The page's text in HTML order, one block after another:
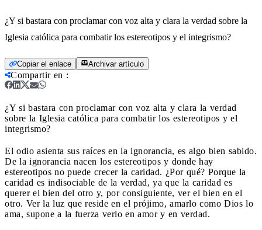
¿Y si bastara con proclamar con voz alta y clara la verdad sobre la
Iglesia católica para combatir los estereotipos y el integrismo?
Copiar el enlace Archivar artículo
Compartir en :
¿Y si bastara con proclamar con voz alta y clara la verdad
sobre la Iglesia católica para combatir los estereotipos y el
integrismo?
El odio asienta sus raíces en la ignorancia, es algo bien sabido.
De la ignorancia nacen los estereotipos y donde hay
estereotipos no puede crecer la caridad. ¿Por qué? Porque la
caridad es indisociable de la verdad, ya que la caridad es
querer el bien del otro y, por consiguiente, ver el bien en el
otro. Ver la luz que reside en el prójimo, amarlo como Dios lo
ama, supone a la fuerza verlo en amor y en verdad.